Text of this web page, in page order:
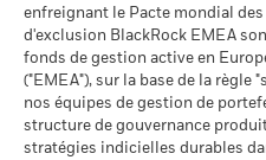
1 (%) USD
La performance indiquée est
frais courants. Les frais
dans le calcul.
Données sur la
participation aux secteurs
d'activité
au 30/juin/2026
Voir tous les documents
enfreignant le Pacte mondial
d'exclusion BlackRock EMEA
fonds de gestion active en
("EMEA"), sur la base de la règle
nos équipes de gestion de
structure de gouvernance
stratégies indicielles durables